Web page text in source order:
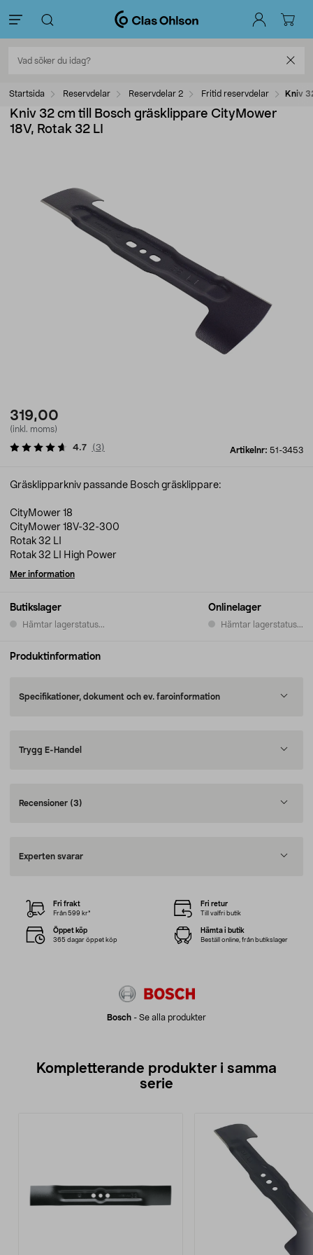
Startsida Reservdelar Reservdelar 2 Fritid reservdelar Kniv
Kniv 32 cm till Bosch gräsklippare CityMower
18V, Rotak 32 LI
319,00
(inkl. moms)
Artikelnr: 51-3453
4.7 (3)
Butikslager
Hämtar lagerstatus...
Onlinelager
Hämtar lagerstatus...
Gräsklipparkniv passande Bosch gräsklippare:
CityMower 18
CityMower 18V-32-300
Rotak 32 LI
Rotak 32 LI High Power
Mer information
Produktinformation
Specifikationer, dokument och ev. faroinformation
Trygg E-Handel
Recensioner (3)
Experten svarar
Bosch - Se alla produkter
Fri frakt
Från 599 kr*
Fri retur
Till valfri butik
Öppet köp
365 dagar öppet köp
Hämta i butik
Beställ online, från butikslager
Kompletterande produkter i samma
serie